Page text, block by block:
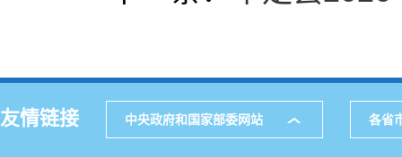
友情链接 中央政府和国家部委网站 各省